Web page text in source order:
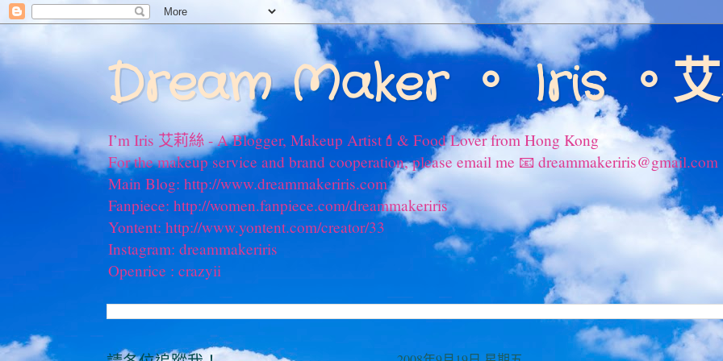
Dream Maker 。 Iris 。
I’m Iris 艾莉絲 - A Blogger, Makeup Artist💄& Food Lover from Hong Kong
For the makeup service and brand cooperation, please email me 📧 dreammakeriris@gmail.com
Main Blog: http://www.dreammakeriris.com
Fanpiece: http://women.fanpiece.com/dreammakeriris
Yontent: http://www.yontent.com/creator/33
Instagram: dreammakeriris
Openrice : crazyii